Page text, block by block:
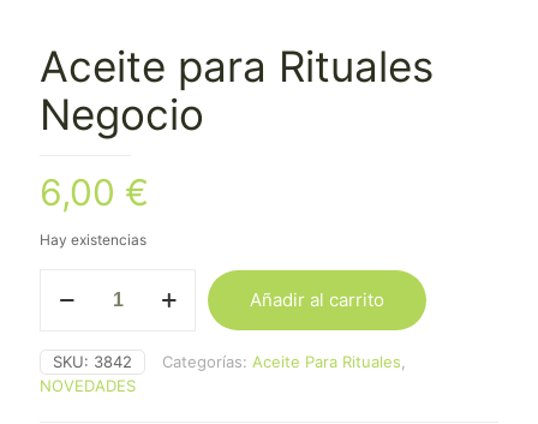
Aceite para Rituales
Negocio
6,00 €
Hay existencias
para
Negocio
cantidad
Añadir al carrito
SKU: 3842 Categorías: Aceite Para Rituales,
NOVEDADES